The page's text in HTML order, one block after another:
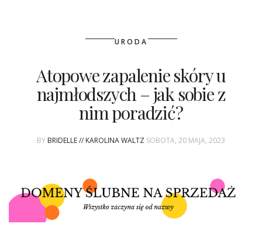
WASZE ŚLUBY
{HOT SEXY BEST}
BRI GROUP
MAGAZYNY
ARCHIWUM
URODA
Atopowe zapalenie skóry u
najmłodszych – jak sobie z
nim poradzić?
BY BRIDELLE // KAROLINA WALTZ SOBOTA, 20 MAJA, 2023